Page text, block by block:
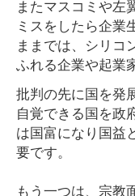
またマスコミや左
ミスをしたら企業
ままでは、シリコ
ふれる企業や起業
批判の先に国を発
自覚できる国を政
は国富になり国益
要です。
もう一つは、宗教